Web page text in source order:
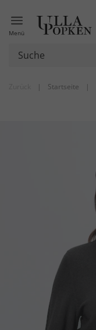
Menü
| Startseite |